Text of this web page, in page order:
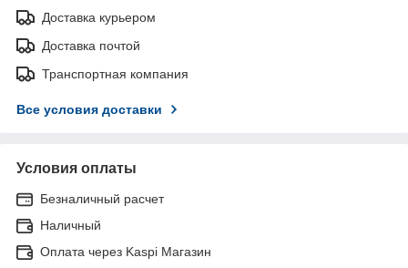
Доставка курьером
Доставка почтой
Транспортная компания
Все условия доставки
Условия оплаты
Безналичный расчет
Наличный
Оплата через Kaspi Магазин